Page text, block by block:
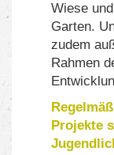
Wiese
Garten.
zudem
Rahmen
Projekte